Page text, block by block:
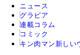
ニュース
グラビア
連載コラム
コミック
キン肉マン 新しい